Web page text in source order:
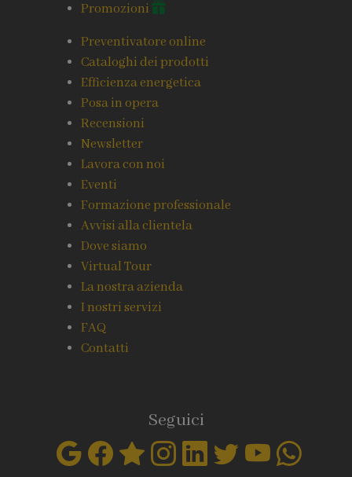
Promozioni
Preventivatore online
Cataloghi dei prodotti
Efficienza energetica
Posa in opera
Recensioni
Newsletter
Lavora con noi
Eventi
Formazione professionale
Avvisi alla clientela
Dove siamo
Virtual Tour
La nostra azienda
I nostri servizi
FAQ
Contatti
Seguici